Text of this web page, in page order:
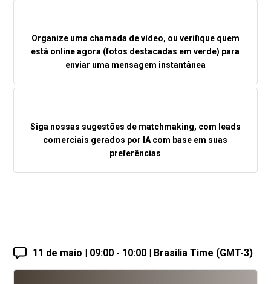
Organize uma chamada de vídeo, ou verifique quem
está online agora (fotos destacadas em verde) para
enviar uma mensagem instantânea
Siga nossas sugestões de matchmaking, com leads
comerciais gerados por IA com base em suas
preferências
11 de maio | 09:00 - 10:00 | Brasilia Time (GMT-3)